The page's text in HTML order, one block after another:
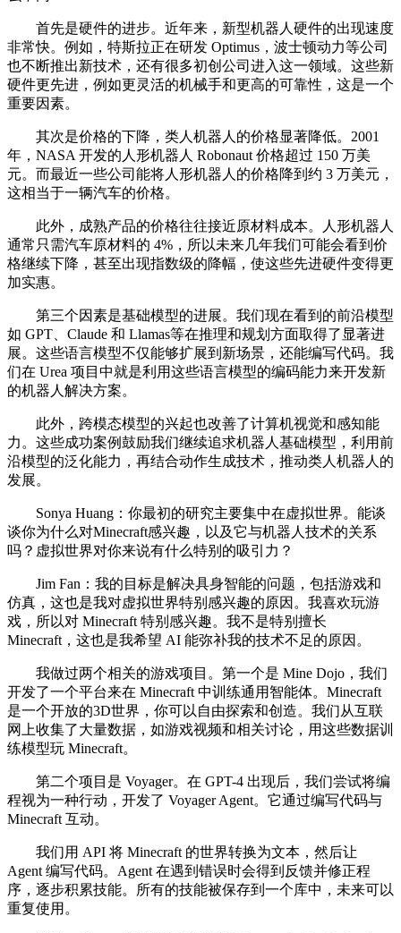
首先是硬件的进步。近年来，新型机器人硬件的出现速度
非常快。例如，特斯拉正在研发 Optimus，波士顿动力等公司
也不断推出新技术，还有很多初创公司进入这一领域。这些新
硬件更先进，例如更灵活的机械手和更高的可靠性，这是一个
重要因素。
其次是价格的下降，类人机器人的价格显著降低。2001
年，NASA 开发的人形机器人 Robonaut 价格超过 150 万美
元。而最近一些公司能将人形机器人的价格降到约 3 万美元，
这相当于一辆汽车的价格。
此外，成熟产品的价格往往接近原材料成本。人形机器人
通常只需汽车原材料的 4%，所以未来几年我们可能会看到价
格继续下降，甚至出现指数级的降幅，使这些先进硬件变得更
加实惠。
第三个因素是基础模型的进展。我们现在看到的前沿模型
如 GPT、Claude 和 Llamas等在推理和规划方面取得了显著进
展。这些语言模型不仅能够扩展到新场景，还能编写代码。我
们在 Urea 项目中就是利用这些语言模型的编码能力来开发新
的机器人解决方案。
此外，跨模态模型的兴起也改善了计算机视觉和感知能
力。这些成功案例鼓励我们继续追求机器人基础模型，利用前
沿模型的泛化能力，再结合动作生成技术，推动类人机器人的
发展。
Sonya Huang：你最初的研究主要集中在虚拟世界。能谈
谈你为什么对Minecraft感兴趣，以及它与机器人技术的关系
吗？虚拟世界对你来说有什么特别的吸引力？
Jim Fan：我的目标是解决具身智能的问题，包括游戏和
仿真，这也是我对虚拟世界特别感兴趣的原因。我喜欢玩游
戏，所以对 Minecraft 特别感兴趣。我不是特别擅长
Minecraft，这也是我希望 AI 能弥补我的技术不足的原因。
我做过两个相关的游戏项目。第一个是 Mine Dojo，我们
开发了一个平台来在 Minecraft 中训练通用智能体。Minecraft
是一个开放的3D世界，你可以自由探索和创造。我们从互联
网上收集了大量数据，如游戏视频和相关讨论，用这些数据训
练模型玩 Minecraft。
第二个项目是 Voyager。在 GPT-4 出现后，我们尝试将编
程视为一种行动，开发了 Voyager Agent。它通过编写代码与
Minecraft 互动。
我们用 API 将 Minecraft 的世界转换为文本，然后让
Agent 编写代码。Agent 在遇到错误时会得到反馈并修正程
序，逐步积累技能。所有的技能被保存到一个库中，未来可以
重复使用。